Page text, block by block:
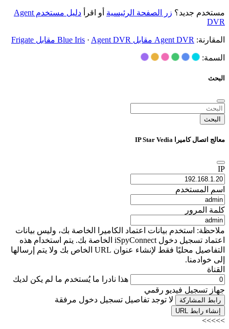
مستخدم جديد؟ زر الصفحة الرئيسية أو اقرأ
دليل مستخدم Agent
DVR
المقارنة: Agent DVR مقابل Blue Iris · Agent DVR مقابل Frigate
السمة:
البحث
البحث
معالج اتصال كاميرا IP Star Vedia
IP
اسم المستخدم
كلمة المرور
ملاحظة: استخدم بيانات اعتماد الكاميرا الخاصة بك، وليس بيانات
اعتماد تسجيل دخول iSpyConnect الخاصة بك. يتم استخدام هذه
التفاصيل محليًا فقط لإنشاء عنوان URL الخاص بك ولا يتم إرسالها
إلى خوادمنا.
القناة
هذا نادرا ما يُستخدم ما لم يكن لديك
جهاز تسجيل فيديو رقمي
رابط المشاركة لا توجد تفاصيل تسجيل دخول مرفقة
إنشاء رابط URL
>>>>>